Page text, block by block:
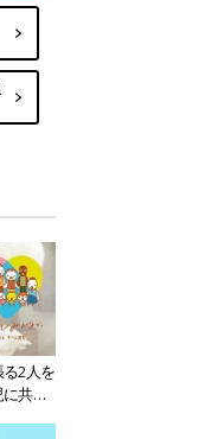
2人を
共感